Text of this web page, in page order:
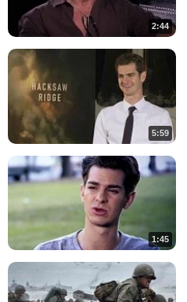
2:44
5:59
1:45